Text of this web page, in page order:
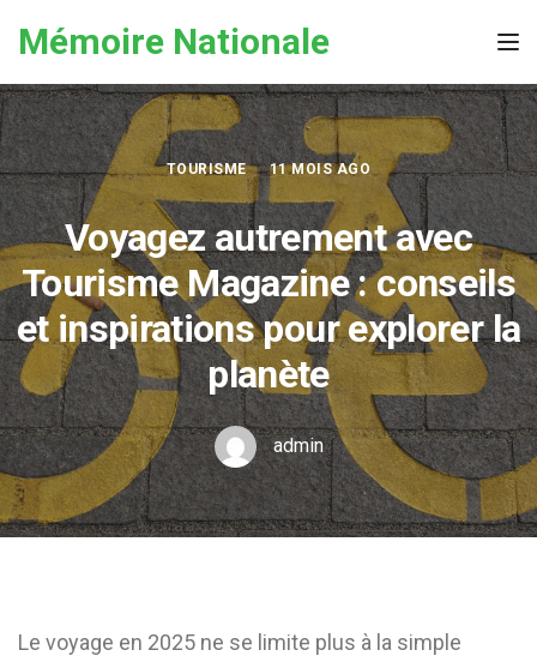
Mémoire Nationale
TOURISME 11 MOIS AGO
Voyagez autrement avec
Tourisme Magazine : conseils
et inspirations pour explorer la
planète
admin
Le voyage en 2025 ne se limite plus à la simple